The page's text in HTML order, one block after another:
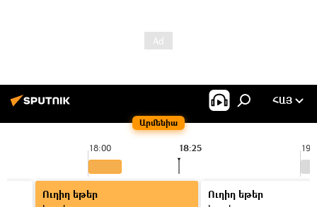
Արմենիա
ՀԱՅ
18:00 18:25
Ուղիղ եթեր
Ուղիղ եթեր